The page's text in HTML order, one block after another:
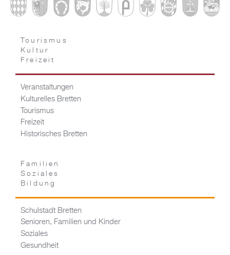
Tourismus
Kultur
Freizeit
Veranstaltungen
Kulturelles Bretten
Tourismus
Freizeit
Historisches Bretten
Familien
Soziales
Bildung
Schulstadt Bretten
Senioren, Familien und Kinder
Soziales
Gesundheit